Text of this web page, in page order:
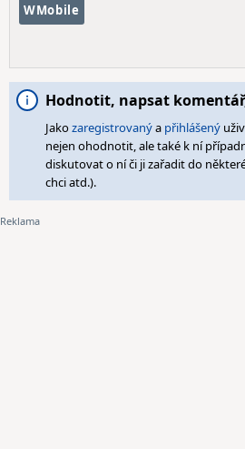
WMobile
Hodnotit, napsat
Jakozaregistrovanýa přihlášený
nejen ohodnotit, ale také k ní
diskutovat o ní či ji zařadit do
chci atd.).